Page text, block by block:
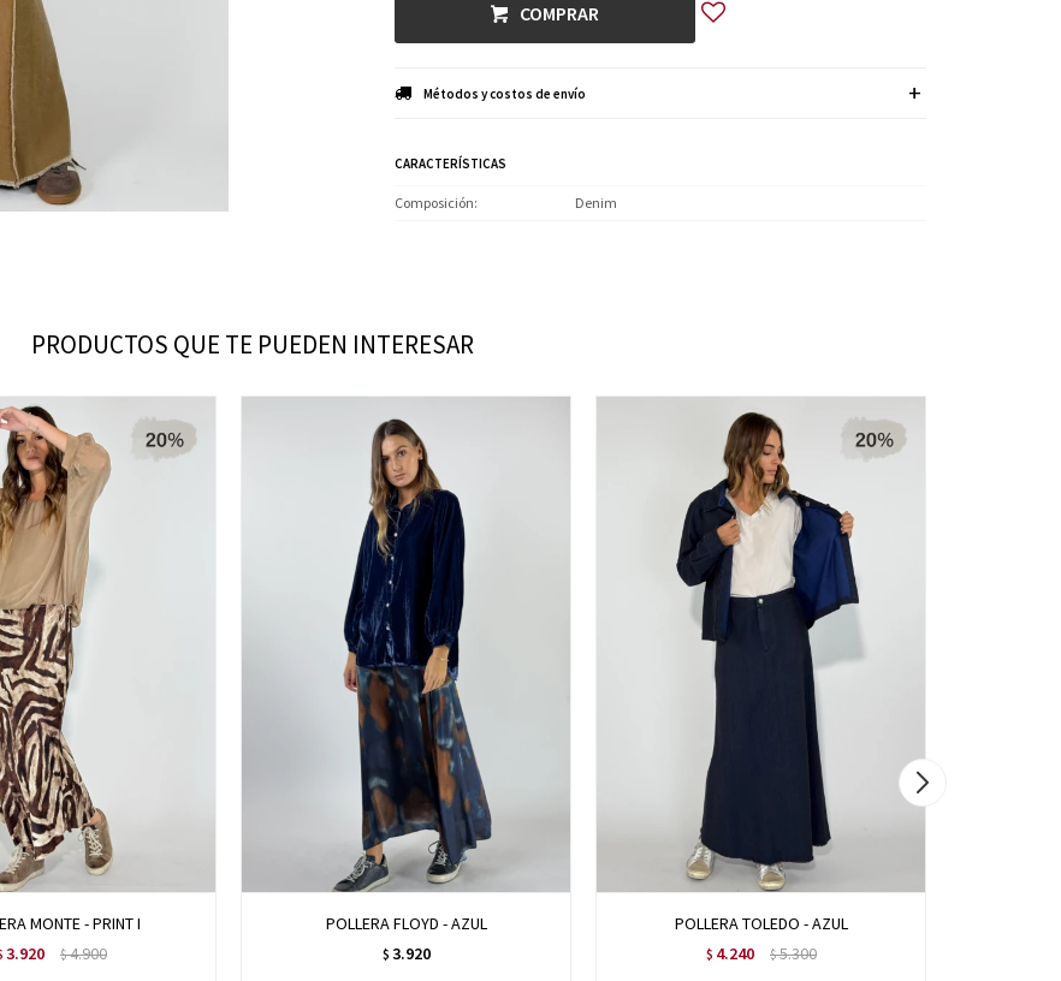
COMPRAR
Métodos y costos de envío
CARACTERÍSTICAS
Composición Denim
PRODUCTOS QUE TE PUEDEN INTERESAR
MONTE - PRINT I
3.920 $4.900
POLLERA FLOYD - AZUL
$ 3.920
POLLERA TOLEDO - AZUL
$ 4.240 $5.300